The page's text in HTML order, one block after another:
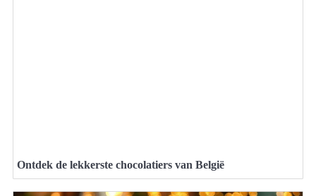
Ontdek de lekkerste chocolatiers van België